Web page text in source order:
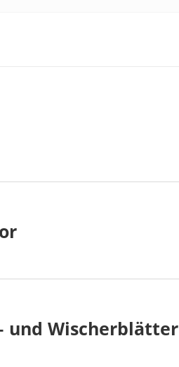
und Wischerblätter